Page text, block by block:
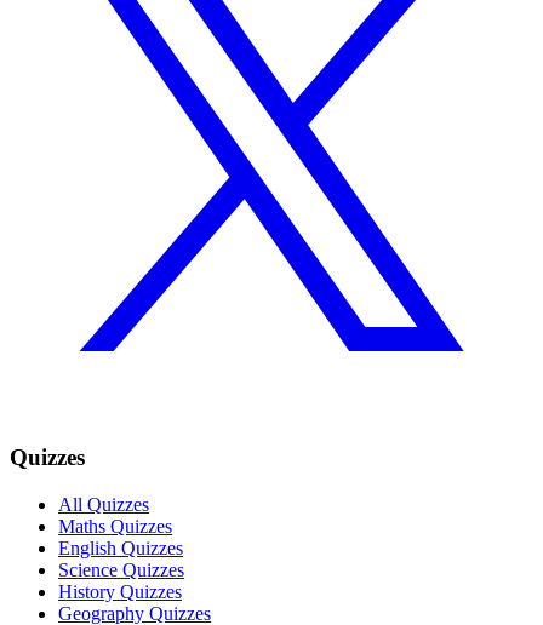
Quizzes
All Quizzes
Maths Quizzes
English Quizzes
Science Quizzes
History Quizzes
Geography Quizzes